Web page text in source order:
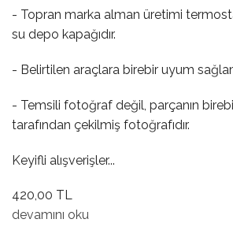
- Topran marka alman üretimi
su depo kapağıdır.
- Belirtilen araçlara birebir uyum
- Temsili fotoğraf değil, parçanın
tarafından çekilmiş fotoğrafıdır.
Keyifli alışverişler...
420,00 TL
Radyatör Yedek Su Deposu Kapağı
devamını oku